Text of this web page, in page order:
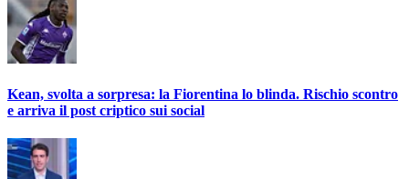
Kean, svolta a sorpresa: la Fiorentina lo blinda. Rischio scontro
e arriva il post criptico sui social